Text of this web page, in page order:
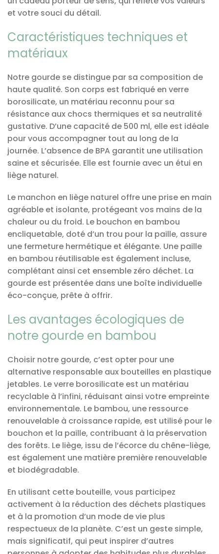
et votre souci du détail.
Caractéristiques techniques et
matériaux
Notre gourde se distingue par sa composition de
haute qualité. Son corps est fabriqué en verre
borosilicate, un matériau reconnu pour sa
résistance aux chocs thermiques et sa neutralité
gustative. D’une capacité de 500 ml, elle est idéale
pour vous accompagner tout au long de la
journée. L’absence de BPA garantit une utilisation
saine et sécurisée. Elle est fournie avec un étui en
liège naturel.
Le manchon en liège naturel offre une prise en main
agréable et isolante, protégeant vos mains de la
chaleur ou du froid. Le bouchon en bambou
encliquetable, doté d’un trou pour la paille, assure
une fermeture hermétique et élégante. Une paille
en bambou réutilisable est également incluse,
complétant ainsi cet ensemble zéro déchet. La
gourde est présentée dans une boîte individuelle
éco-conçue, prête à offrir.
Les avantages écologiques de
notre gourde en bambou
Choisir notre gourde, c’est opter pour une
alternative responsable aux bouteilles en plastique
jetables. Le verre borosilicate est un matériau
recyclable à l’infini, réduisant ainsi votre empreinte
environnementale. Le bambou, une ressource
renouvelable à croissance rapide, est utilisé pour le
bouchon et la paille, contribuant à la préservation
des forêts. Le liège, issu de l’écorce du chêne-liège,
est également une matière première renouvelable
et biodégradable.
En utilisant cette bouteille, vous participez
activement à la réduction des déchets plastiques
et à la promotion d’un mode de vie plus
respectueux de la planète. C’est un geste simple,
mais significatif, qui peut inspirer d’autres